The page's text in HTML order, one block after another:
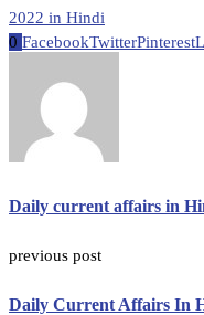
2022 in Hindi
0 FacebookTwitterPinterest
Daily current affairs in
previous post
Daily Current Affairs In